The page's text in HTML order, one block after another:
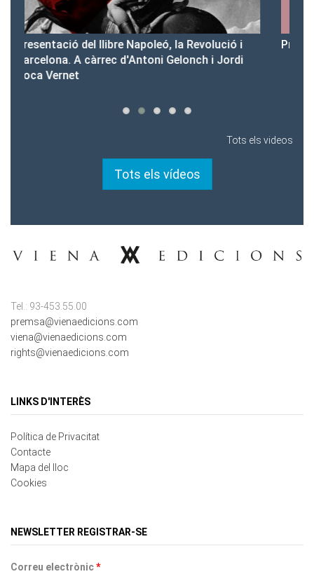
Presentació del Club Victòria
viena@vienaedicions.com
rights@vienaedicions.com
Política de Privacitat
Mapa del lloc
Cookies
Correu electrònic*